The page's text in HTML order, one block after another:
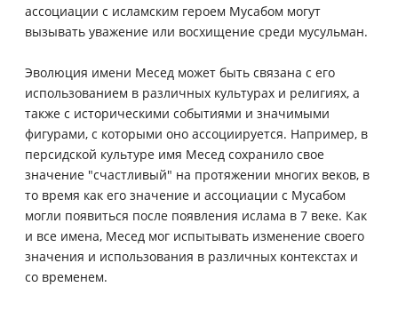
ассоциации с исламским героем Мусабом могут
вызывать уважение или восхищение среди мусульман.
Эволюция имени Месед может быть связана с его
использованием в различных культурах и религиях, а
также с историческими событиями и значимыми
фигурами, с которыми оно ассоциируется. Например, в
персидской культуре имя Месед сохранило свое
значение "счастливый" на протяжении многих веков, в
то время как его значение и ассоциации с Мусабом
могли появиться после появления ислама в 7 веке. Как
и все имена, Месед мог испытывать изменение своего
значения и использования в различных контекстах и
со временем.